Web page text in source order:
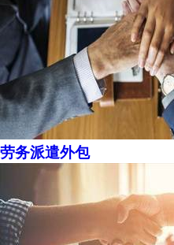
劳务派遣外包